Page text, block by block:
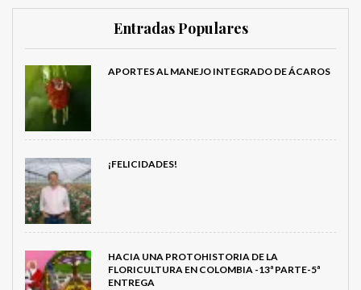
Entradas Populares
APORTES AL MANEJO INTEGRADO DE ÁCAROS
¡FELICIDADES!
HACIA UNA PROTOHISTORIA DE LA
FLORICULTURA EN COLOMBIA -13ª PARTE-5ª
ENTREGA